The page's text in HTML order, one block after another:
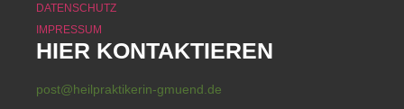
DATENSCHUTZ
IMPRESSUM
HIER KONTAKTIEREN
post@heilpraktikerin-gmuend.de